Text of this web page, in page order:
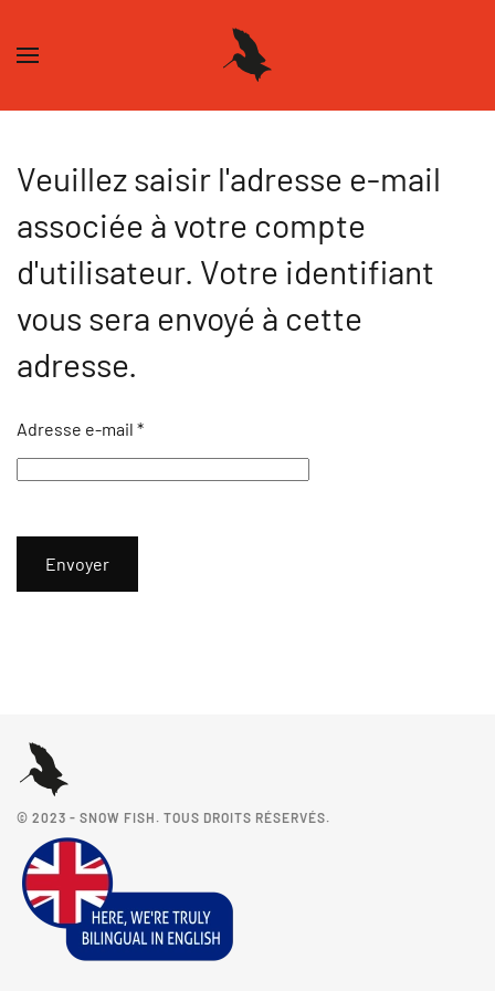
Veuillez saisir l'adresse e-mail
associée à votre compte
d'utilisateur. Votre identifiant
vous sera envoyé à cette
adresse.
Adresse e-mail *
Envoyer
© 2023 - SNOW FISH. TOUS DROITS RÉSERVÉS.